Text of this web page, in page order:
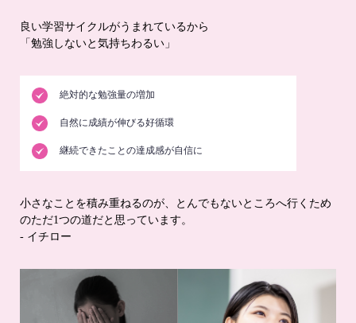
良い学習サイクルがうまれているから
「勉強しないと気持ちわるい」
絶対的な勉強量の増加
自然に成績が伸びる好循環
継続できたことの達成感が自信に
小さなことを積み重ねるのが、とんでもないところへ行くため
のただ1つの道だと思っています。
- イチロー